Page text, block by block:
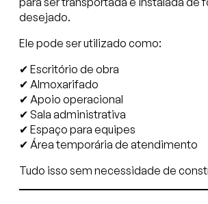
desejado.
Ele pode ser utilizado como:
✔ Escritório de obra
✔ Almoxarifado
✔ Apoio operacional
✔ Sala administrativa
✔ Espaço para equipes
✔ Área temporária de atendimento
Tudo isso sem necessidade de